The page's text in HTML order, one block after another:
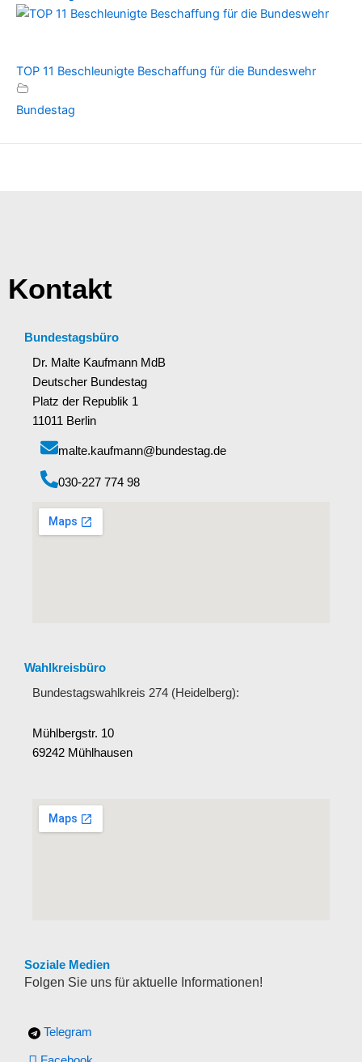
TOP 11 Beschleunigte Beschaffung für die Bundeswehr
Bundestag
Kontakt
Bundestagsbüro
Dr. Malte Kaufmann MdB
Deutscher Bundestag
Platz der Republik 1
11011 Berlin
malte.kaufmann@bundestag.de
‭030-227 774 98‬
Wahlkreisbüro
Bundestagswahlkreis 274 (Heidelberg):
Mühlbergstr. 10
69242 Mühlhausen
Soziale Medien
Folgen Sie uns für aktuelle Informationen!
Telegram